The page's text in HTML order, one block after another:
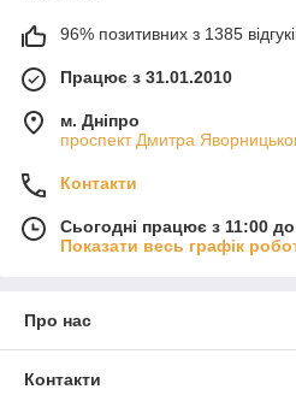
96% позитивних з 1385
Працює з 31.01.2010
м. Дніпро
проспект Дмитра
Контакти
Сьогодні працює з 11:00
Показати весь графік
Про нас
Контакти